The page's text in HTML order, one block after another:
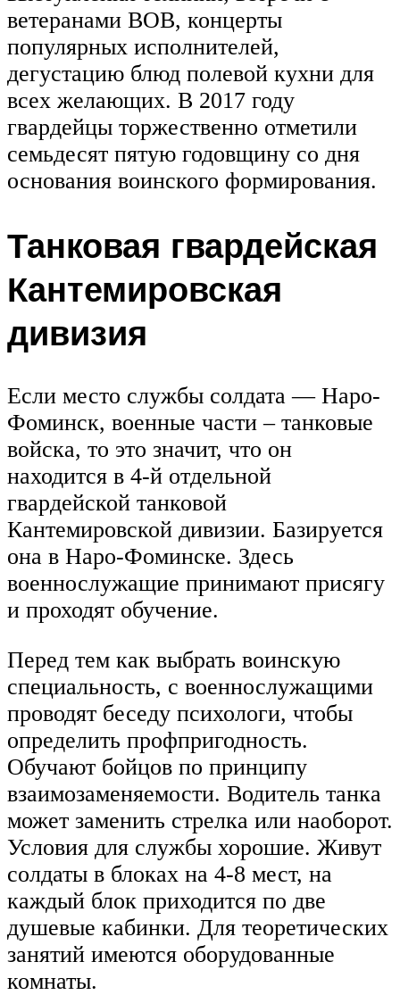
ветеранами ВОВ, концерты
популярных исполнителей,
дегустацию блюд полевой кухни для
всех желающих. В 2017 году
гвардейцы торжественно отметили
семьдесят пятую годовщину со дня
основания воинского формирования.
Танковая гвардейская
Кантемировская
дивизия
Если место службы солдата — Наро-
Фоминск, военные части – танковые
войска, то это значит, что он
находится в 4-й отдельной
гвардейской танковой
Кантемировской дивизии. Базируется
она в Наро-Фоминске. Здесь
военнослужащие принимают присягу
и проходят обучение.
Перед тем как выбрать воинскую
специальность, с военнослужащими
проводят беседу психологи, чтобы
определить профпригодность.
Обучают бойцов по принципу
взаимозаменяемости. Водитель танка
может заменить стрелка или наоборот.
Условия для службы хорошие. Живут
солдаты в блоках на 4-8 мест, на
каждый блок приходится по две
душевые кабинки. Для теоретических
занятий имеются оборудованные
комнаты.